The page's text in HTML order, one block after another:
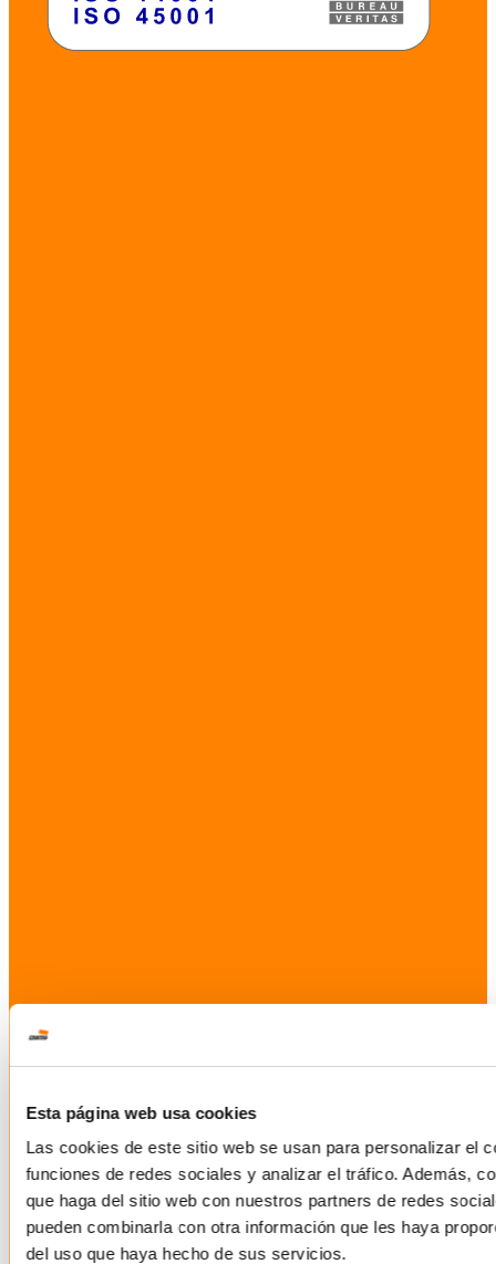
Esta página web usa cookies
Las cookies de este sitio web se usan para personalizar el
funciones de redes sociales y analizar el tráfico. Además,
que haga del sitio web con nuestros partners de redes
pueden combinarla con otra información que les haya
del uso que haya hecho de sus servicios.